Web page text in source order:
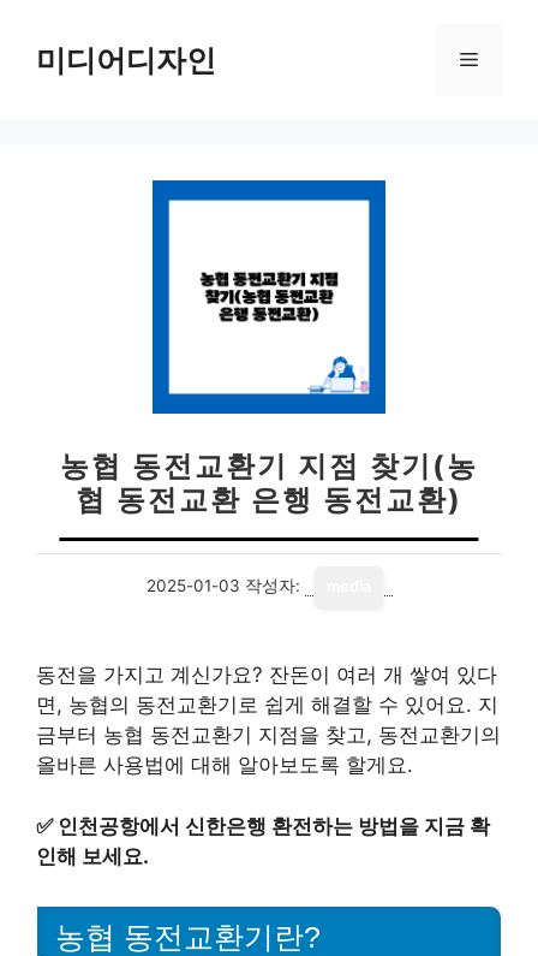
미디어디자인 메
농협 동전교환기 지점 찾기(농
협 동전교환 은행 동전교환)
2025-01-03 작성자:
동전을 가지고 계신가요? 잔돈이 여러 개 쌓여 있다
면, 농협의 동전교환기로 쉽게 해결할 수 있어요. 지
금부터 농협 동전교환기 지점을 찾고, 동전교환기의
올바른 사용법에 대해 알아보도록 할게요.
✅ 인천공항에서 신한은행 환전하는 방법을 지금 확
인해 보세요.
농협 동전교환기란?